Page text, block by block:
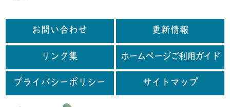
お問い合わせ 更新情報
リンク集 ホームページご利用ガイド
プライバシーポリシー サイトマップ